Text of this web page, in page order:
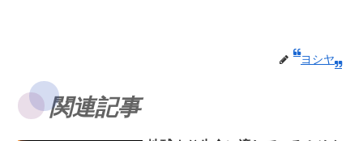
ヨシヤ
関連記事